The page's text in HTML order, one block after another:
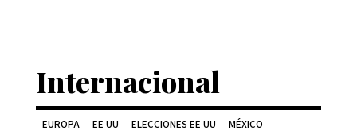
Internacional
EUROPA EE UU ELECCIONES EE UU MÉXICO